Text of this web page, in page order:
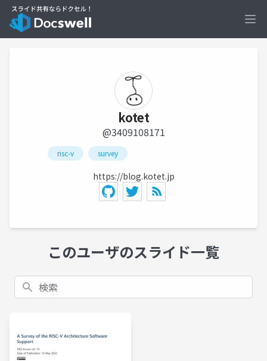
kotet
@3409108171
risc-v survey
https://blog.kotet.jp
このユーザのスライド一覧
検索